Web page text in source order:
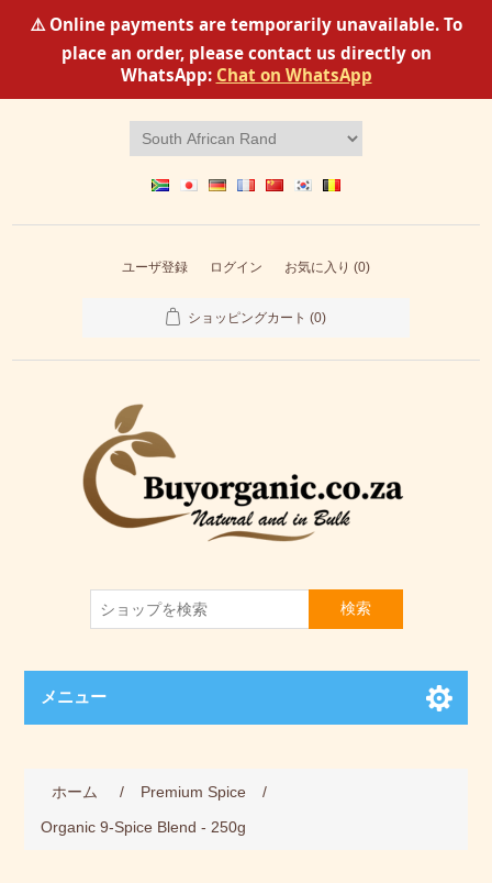
⚠️ Online payments are temporarily unavailable. To
place an order, please contact us directly on
WhatsApp: Chat on WhatsApp
ユーザ登録 ログイン お気に入り (0)
ショッピングカート (0)
検索
メニュー
ホーム / Premium Spice
/
Organic 9-Spice Blend - 250g